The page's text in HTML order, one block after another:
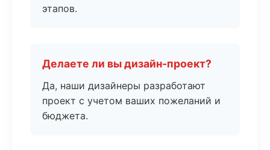
этапов.
Делаете ли вы дизайн-проект?
Да, наши дизайнеры разработают
проект с учетом ваших пожеланий и
бюджета.